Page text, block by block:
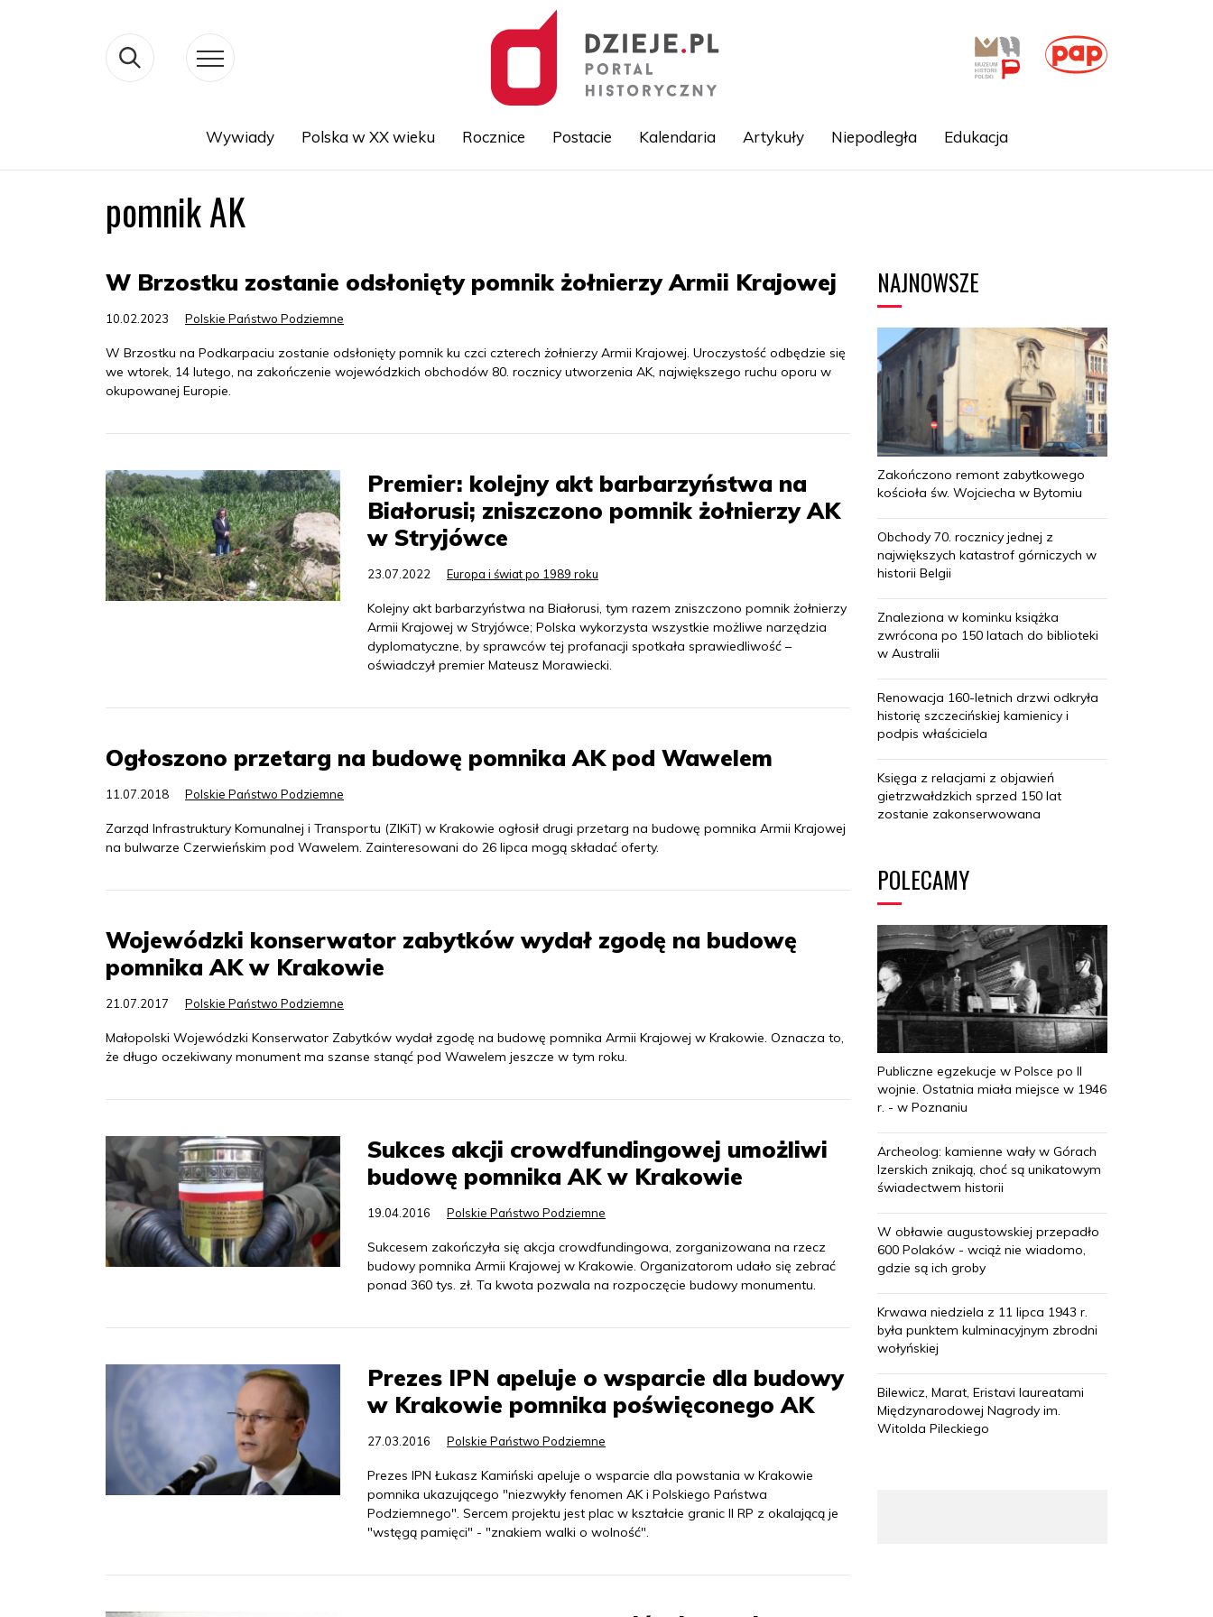
Wywiady Polska w XX wieku Rocznice Postacie Kalendaria Artykuły Niepodległa Edukacja
pomnik AK
W Brzostku zostanie odsłonięty pomnik żołnierzy Armii Krajowej
10.02.2023 Polskie Państwo Podziemne
W Brzostku na Podkarpaciu zostanie odsłonięty pomnik ku czci czterech żołnierzy Armii Krajowej. Uroczystość odbędzie się
we wtorek, 14 lutego, na zakończenie wojewódzkich obchodów 80. rocznicy utworzenia AK, największego ruchu oporu w
okupowanej Europie.
Premier: kolejny akt barbarzyństwa na
Białorusi; zniszczono pomnik żołnierzy AK
w Stryjówce
23.07.2022 Europa i świat po 1989 roku
Kolejny akt barbarzyństwa na Białorusi, tym razem zniszczono pomnik żołnierzy
Armii Krajowej w Stryjówce; Polska wykorzysta wszystkie możliwe narzędzia
dyplomatyczne, by sprawców tej profanacji spotkała sprawiedliwość –
oświadczył premier Mateusz Morawiecki.
Ogłoszono przetarg na budowę pomnika AK pod Wawelem
11.07.2018 Polskie Państwo Podziemne
Zarząd Infrastruktury Komunalnej i Transportu (ZIKiT) w Krakowie ogłosił drugi przetarg na budowę pomnika Armii Krajowej
na bulwarze Czerwieńskim pod Wawelem. Zainteresowani do 26 lipca mogą składać oferty.
Wojewódzki konserwator zabytków wydał zgodę na budowę
pomnika AK w Krakowie
21.07.2017 Polskie Państwo Podziemne
Małopolski Wojewódzki Konserwator Zabytków wydał zgodę na budowę pomnika Armii Krajowej w Krakowie. Oznacza to,
że długo oczekiwany monument ma szanse stanąć pod Wawelem jeszcze w tym roku.
Sukces akcji crowdfundingowej umożliwi
budowę pomnika AK w Krakowie
19.04.2016 Polskie Państwo Podziemne
Sukcesem zakończyła się akcja crowdfundingowa, zorganizowana na rzecz
budowy pomnika Armii Krajowej w Krakowie. Organizatorom udało się zebrać
ponad 360 tys. zł. Ta kwota pozwala na rozpoczęcie budowy monumentu.
Prezes IPN apeluje o wsparcie dla budowy
w Krakowie pomnika poświęconego AK
27.03.2016 Polskie Państwo Podziemne
Prezes IPN Łukasz Kamiński apeluje o wsparcie dla powstania w Krakowie
pomnika ukazującego "niezwykły fenomen AK i Polskiego Państwa
Podziemnego". Sercem projektu jest plac w kształcie granic II RP z okalającą je
"wstęgą pamięci" - "znakiem walki o wolność".
NAJNOWSZE
Zakończono remont zabytkowego
kościoła św. Wojciecha w Bytomiu
Obchody 70. rocznicy jednej z
największych katastrof górniczych w
historii Belgii
Znaleziona w kominku książka
zwrócona po 150 latach do biblioteki
w Australii
Renowacja 160-letnich drzwi odkryła
historię szczecińskiej kamienicy i
podpis właściciela
Księga z relacjami z objawień
gietrzwałdzkich sprzed 150 lat
zostanie zakonserwowana
POLECAMY
Publiczne egzekucje w Polsce po II
wojnie. Ostatnia miała miejsce w 1946
r. - w Poznaniu
Archeolog: kamienne wały w Górach
Izerskich znikają, choć są unikatowym
świadectwem historii
W obławie augustowskiej przepadło
600 Polaków - wciąż nie wiadomo,
gdzie są ich groby
Krwawa niedziela z 11 lipca 1943 r.
była punktem kulminacyjnym zbrodni
wołyńskiej
Bilewicz, Marat, Eristavi laureatami
Międzynarodowej Nagrody im.
Witolda Pileckiego